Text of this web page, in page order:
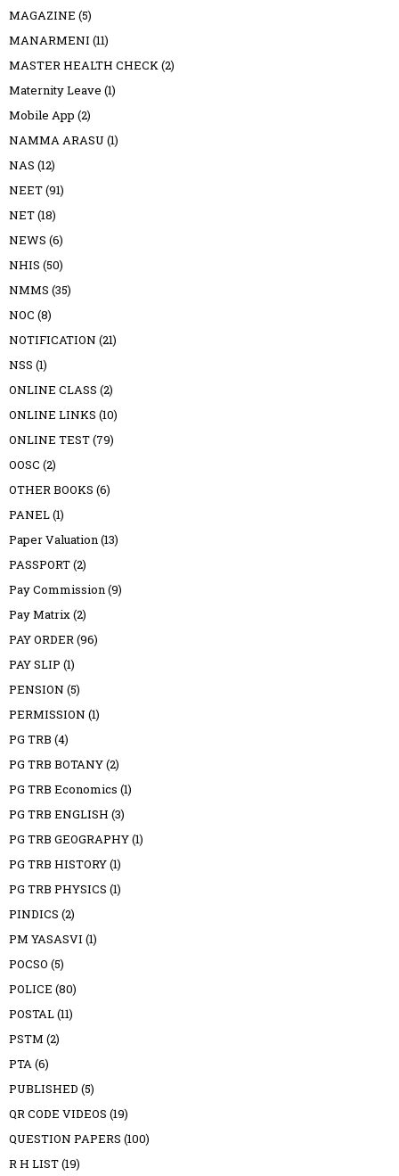
MAGAZINE (5)
MANARMENI (11)
MASTER HEALTH CHECK(2)
Maternity Leave (1)
Mobile App (2)
NAMMA ARASU (1)
NAS (12)
NEET(91)
NET(18)
NEWS (6)
NHIS (50)
NMMS (35)
NOC (8)
NOTIFICATION (21)
NSS (1)
ONLINE CLASS (2)
ONLINE LINKS (10)
ONLINE TEST(79)
OOSC (2)
OTHER BOOKS (6)
PANEL(1)
Paper Valuation(13)
PASSPORT(2)
Pay Commission(9)
Pay Matrix(2)
PAY ORDER(96)
PAY SLIP (1)
PENSION (5)
PERMISSION (1)
PG TRB (4)
PG TRB BOTANY(2)
PG TRB Economics (1)
PG TRB ENGLISH (3)
PG TRB GEOGRAPHY(1)
PG TRB HISTORY(1)
PG TRB PHYSICS (1)
PINDICS (2)
PM YASASVI (1)
POCSO (5)
POLICE (80)
POSTAL(11)
PSTM (2)
PTA(6)
PUBLISHED (5)
QR CODE VIDEOS (19)
QUESTION PAPERS (100)
R H LIST(19)